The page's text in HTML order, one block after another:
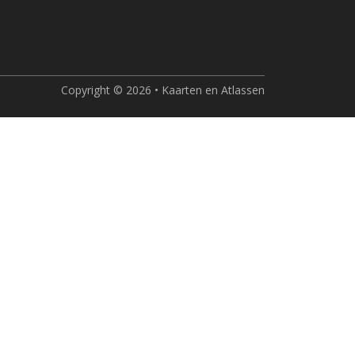
Copyright © 2026 • Kaarten en Atlassen